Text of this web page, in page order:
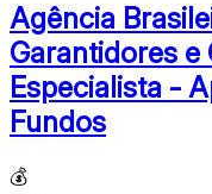
Agência
Garantidores
Especialista -
Fundos
💰